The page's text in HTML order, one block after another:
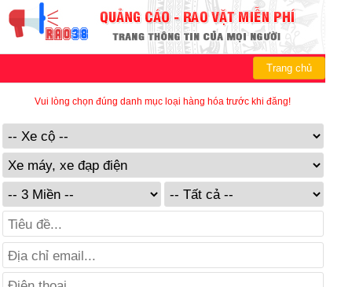
Trang chủ
Vui lòng chọn đúng danh mục loại hàng hóa trước khi đăng!